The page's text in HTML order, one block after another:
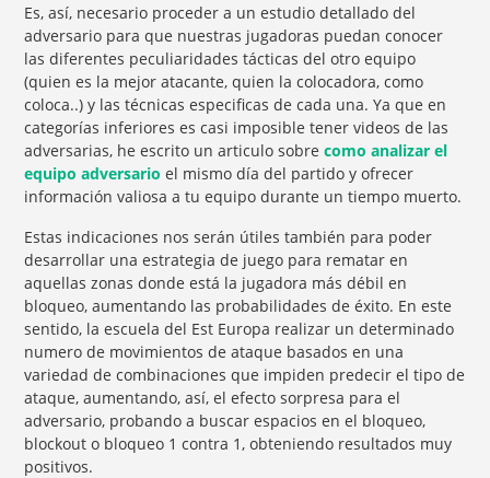
Es, así, necesario proceder a un estudio detallado del
adversario para que nuestras jugadoras puedan conocer
las diferentes peculiaridades tácticas del otro equipo
(quien es la mejor atacante, quien la colocadora, como
coloca..) y las técnicas especificas de cada una. Ya que en
categorías inferiores es casi imposible tener videos de las
adversarias, he escrito un articulo sobrecomo analizar el
equipo adversario el mismo día del partido y ofrecer
información valiosa a tu equipo durante un tiempo muerto.
Estas indicaciones nos serán útiles también para poder
desarrollar una estrategia de juego para rematar en
aquellas zonas donde está la jugadora más débil en
bloqueo, aumentando las probabilidades de éxito. En este
sentido, la escuela del Est Europa realizar un determinado
numero de movimientos de ataque basados en una
variedad de combinaciones que impiden predecir el tipo de
ataque, aumentando, así, el efecto sorpresa para el
adversario, probando a buscar espacios en el bloqueo,
blockout o bloqueo 1 contra 1, obteniendo resultados muy
positivos.